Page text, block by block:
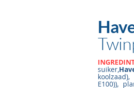
suiker,
E100)),